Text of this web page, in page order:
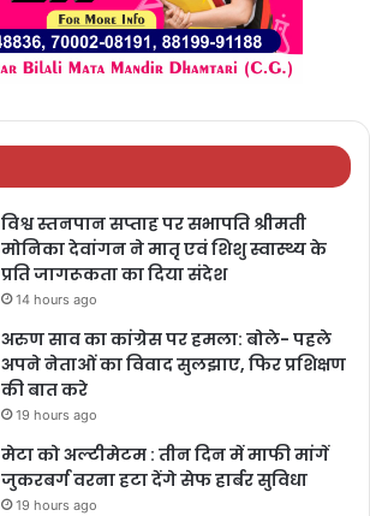
विश्व स्तनपान सप्ताह पर सभापति श्रीमती
मोनिका देवांगन ने मातृ एवं शिशु स्वास्थ्य के
प्रति जागरूकता का दिया संदेश
14 hours ago
अरुण साव का कांग्रेस पर हमला: बोले- पहले
अपने नेताओं का विवाद सुलझाए, फिर प्रशिक्षण
की बात करे
19 hours ago
मेटा को अल्टीमेटम : तीन दिन में माफी मांगें
जुकरबर्ग वरना हटा देंगे सेफ हार्बर सुविधा
19 hours ago